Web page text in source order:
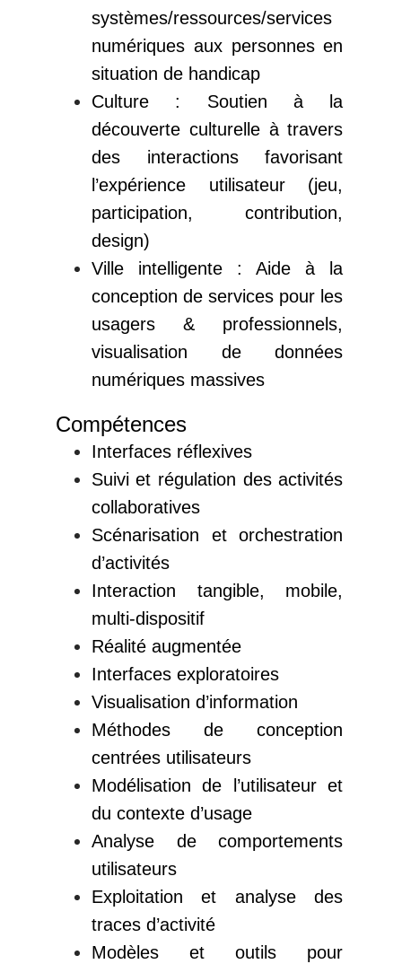
systèmes/ressources/services
numériques aux personnes en
situation de handicap
Culture : Soutien à la
découverte culturelle à travers
des interactions favorisant
l’expérience utilisateur (jeu,
participation, contribution,
design)
Ville intelligente : Aide à la
conception de services pour les
usagers & professionnels,
visualisation de données
numériques massives
Compétences
Interfaces réflexives
Suivi et régulation des activités
collaboratives
Scénarisation et orchestration
d’activités
Interaction tangible, mobile,
multi-dispositif
Réalité augmentée
Interfaces exploratoires
Visualisation d’information
Méthodes de conception
centrées utilisateurs
Modélisation de l’utilisateur et
du contexte d’usage
Analyse de comportements
utilisateurs
Exploitation et analyse des
traces d’activité
Modèles et outils pour